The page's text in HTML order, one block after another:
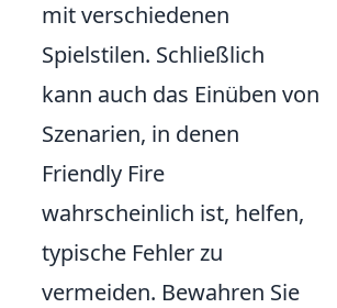
mit verschiedenen
Spielstilen. Schließlich
kann auch das Einüben von
Szenarien, in denen
Friendly Fire
wahrscheinlich ist, helfen,
typische Fehler zu
vermeiden. Bewahren Sie